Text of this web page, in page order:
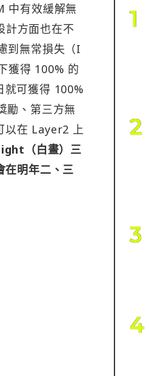
中有效緩解無
計方面也在不
到無常損失（I
獲得 100% 的
就可獲得 100%
勵、第三方無
以在 Layer2 上
（白晝）三
在明年二、三